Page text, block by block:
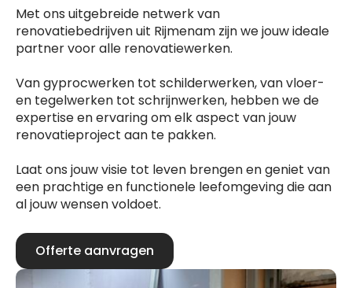
Met ons uitgebreide netwerk van
renovatiebedrijven uit Rijmenam zijn we jouw ideale
partner voor alle renovatiewerken.
Van gyprocwerken tot schilderwerken, van vloer-
en tegelwerken tot schrijnwerken, hebben we de
expertise en ervaring om elk aspect van jouw
renovatieproject aan te pakken.
Laat ons jouw visie tot leven brengen en geniet van
een prachtige en functionele leefomgeving die aan
al jouw wensen voldoet.
Offerte aanvragen